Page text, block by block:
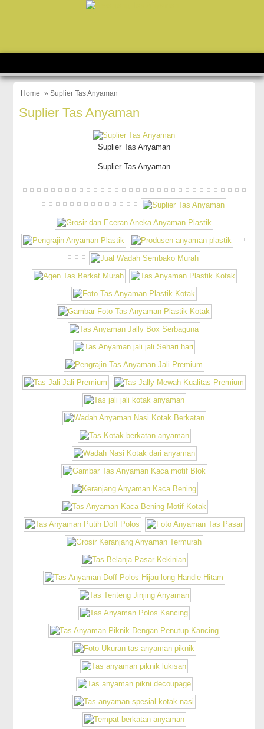
Home » Suplier Tas Anyaman
Suplier Tas Anyaman
Suplier Tas Anyaman
Suplier Tas Anyaman